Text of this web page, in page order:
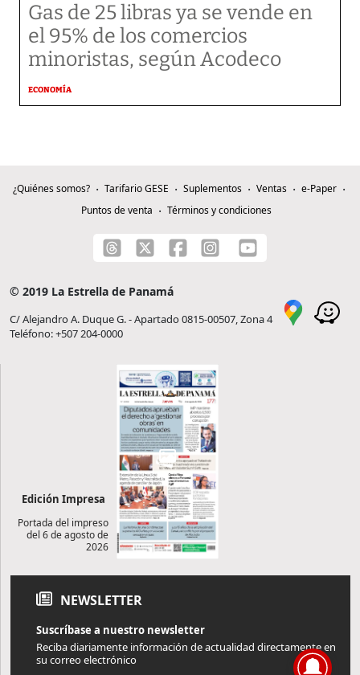
Gas de 25 libras ya se vende en
el 95% de los comercios
minoristas, según Acodeco
ECONOMÍA
¿Quiénes somos? Tarifario GESE Suplementos Ventas
e-Paper
Puntos de venta
Términos y condiciones
© 2019 La Estrella de Panamá
C/ Alejandro A. Duque G. - Apartado 0815-00507, Zona 4
Teléfono: +507 204-0000
Edición Impresa
Portada del impreso
del 6 de agosto de
2026
NEWSLETTER
Suscríbase a nuestro newsletter
Reciba diariamente información de actualidad directamente en
su correo electrónico